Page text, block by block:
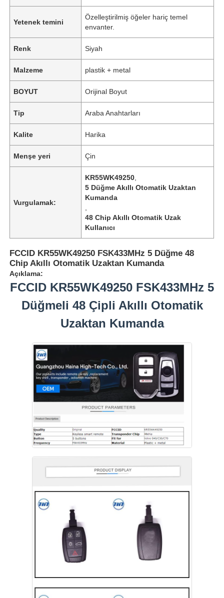
Yetenek temini
Özelleştirilmiş öğeler hariç temel
envanter.
Renk Siyah
Malzeme plastik + metal
BOYUT Orijinal Boyut
Tip Araba Anahtarları
Kalite Harika
Menşe yeri Çin
Vurgulamak:
KR55WK49250
5 Düğme Akıllı Otomatik Uzaktan
Kumanda
48 Chip Akıllı Otomatik Uzak
Kullanıcı
FCCID KR55WK49250 FSK433MHz 5 Düğme 48
Chip Akıllı Otomatik Uzaktan Kumanda
Açıklama:
FCCID KR55WK49250 FSK433MHz 5
Düğmeli 48 Çipli Akıllı Otomatik
Uzaktan Kumanda